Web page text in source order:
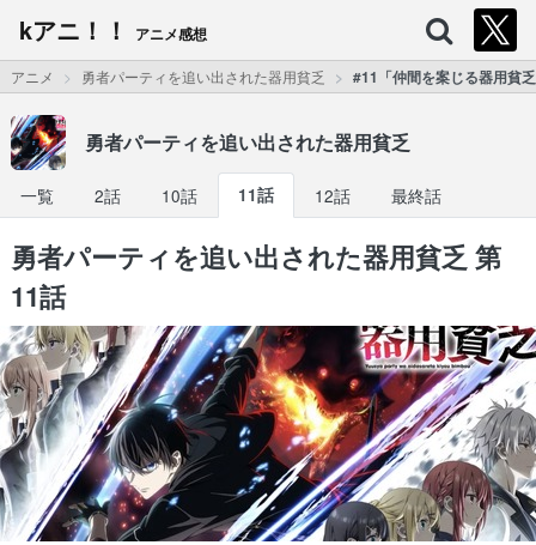
kアニ！！ アニメ感想
アニメ 勇者パーティを追い出された器用貧乏 #11「仲間を案じる器用貧
勇者パーティを追い出された器用貧乏
一覧 2話 10話 11話 12話 最終話
勇者パーティを追い出された器用貧乏 第
11話